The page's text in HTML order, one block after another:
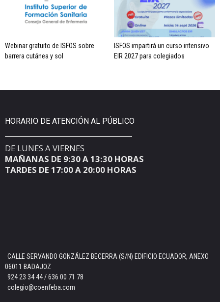
Webinar gratuito de ISFOS sobre
barrera cutánea y sol
ISFOS impartirá un curso intensivo
EIR 2027 para colegiados
HORARIO DE ATENCIÓN AL PÚBLICO
DE LUNES A VIERNES
MAÑANAS DE 9:30 A 13:30 HORAS
TARDES DE 17:00 A 20:00 HORAS
CALLE SERVANDO GONZÁLEZ BECERRA (S/N) EDIFICIO ECUADOR, ANEXO
06011 BADAJOZ
924 23 34 44 / 636 00 71 78
colegio@coenfeba.com